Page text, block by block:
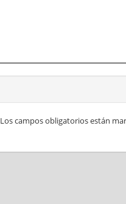
Los campos obligatorios están